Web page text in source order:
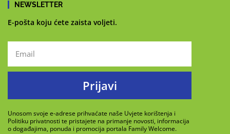
NEWSLETTER
E-pošta koju ćete zaista voljeti.
Prijavi
Unosom svoje e-adrese prihvaćate naše Uvjete korištenja i
Politiku privatnosti te pristajete na primanje novosti, informacija
o događajima, ponuda i promocija portala Family Welcome.